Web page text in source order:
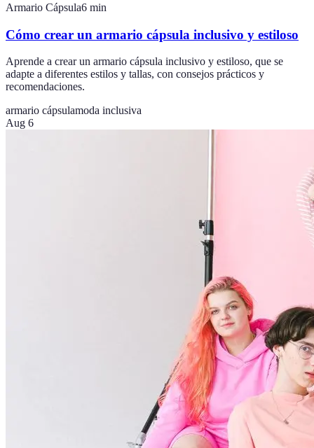
Armario Cápsula6 min
Cómo crear un armario cápsula inclusivo y estiloso
Aprende a crear un armario cápsula inclusivo y estiloso, que se
adapte a diferentes estilos y tallas, con consejos prácticos y
recomendaciones.
armario cápsulamoda inclusiva
Aug 6